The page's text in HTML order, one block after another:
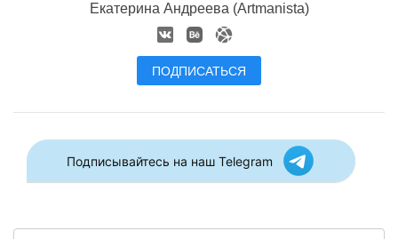
Екатерина Андреева (Artmanista)
ПОДПИСАТЬСЯ
Подписывайтесь на наш Telegram